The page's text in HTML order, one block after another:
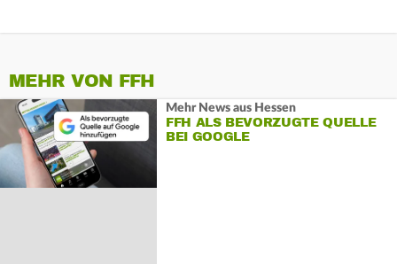
MEHR VON FFH
Mehr News aus Hessen
FFH ALS BEVORZUGTE QUELLE
BEI GOOGLE